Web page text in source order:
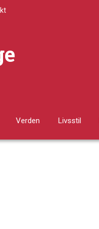
Verden Livsstil